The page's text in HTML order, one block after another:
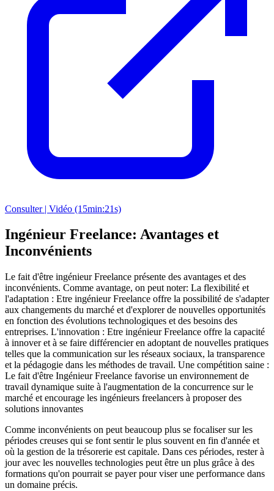
Consulter | Vidéo (15min:21s)
Ingénieur Freelance: Avantages et
Inconvénients
Le fait d'être ingénieur Freelance présente des avantages et des
inconvénients. Comme avantage, on peut noter: La flexibilité et
l'adaptation : Etre ingénieur Freelance offre la possibilité de s'adapter
aux changements du marché et d'explorer de nouvelles opportunités
en fonction des évolutions technologiques et des besoins des
entreprises. L'innovation : Etre ingénieur Freelance offre la capacité
à innover et à se faire différencier en adoptant de nouvelles pratiques
telles que la communication sur les réseaux sociaux, la transparence
et la pédagogie dans les méthodes de travail. Une compétition saine :
Le fait d'être Ingénieur Freelance favorise un environnement de
travail dynamique suite à l'augmentation de la concurrence sur le
marché et encourage les ingénieurs freelancers à proposer des
solutions innovantes
Comme inconvénients on peut beaucoup plus se focaliser sur les
périodes creuses qui se font sentir le plus souvent en fin d'année et
où la gestion de la trésorerie est capitale. Dans ces périodes, rester à
jour avec les nouvelles technologies peut être un plus grâce à des
formations qu'on pourrait se payer pour viser une performance dans
un domaine précis.